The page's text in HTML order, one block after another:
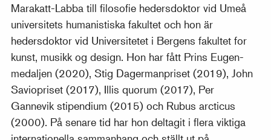
Marakatt-Labba till filosofie hedersdoktor vid Umeå
universitets humanistiska fakultet och hon är
hedersdoktor vid Universitetet i Bergens fakultet for
kunst, musikk og design. Hon har fått Prins Eugen-
medaljen (2020), Stig Dagermanpriset (2019), John
Saviopriset (2017), Illis quorum (2017), Per
Gannevik stipendium (2015) och Rubus arcticus
(2000). På senare tid har hon deltagit i flera viktiga